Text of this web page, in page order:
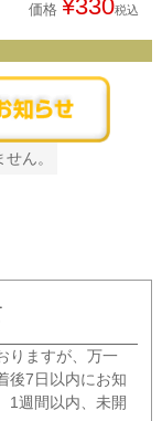
価格 ¥330税込
ん。
りますが、万一
後7日以内にお知
1週間以内、未開